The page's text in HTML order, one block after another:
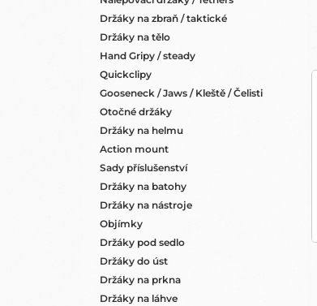
Držáky na zbraň / taktické
Držáky na tělo
Hand Gripy / steady
Quickclipy
Gooseneck / Jaws / Kleště / Čelisti
Otočné držáky
Držáky na helmu
Action mount
Sady příslušenství
Držáky na batohy
Držáky na nástroje
Objímky
Držáky pod sedlo
Držáky do úst
Držáky na prkna
Držáky na láhve